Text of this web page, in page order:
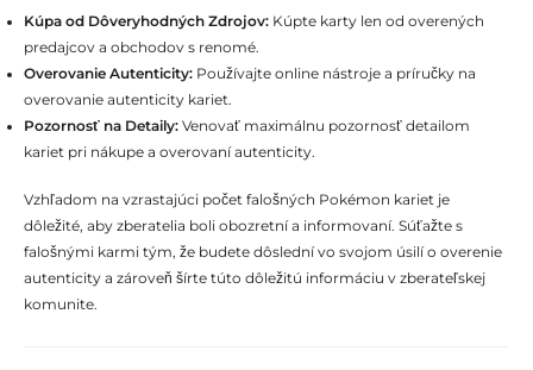
Kúpa od Dôveryhodných Zdrojov: Kúpte karty len od overených
predajcov a obchodov s renomé.
Overovanie Autenticity: Používajte online nástroje a príručky na
overovanie autenticity kariet.
Pozornosť na Detaily: Venovať maximálnu pozornosť detailom
kariet pri nákupe a overovaní autenticity.
Vzhľadom na vzrastajúci počet falošných Pokémon kariet je
dôležité, aby zberatelia boli obozretní a informovaní. Súťažte s
falošnými karmi tým, že budete dôslední vo svojom úsilí o overenie
autenticity a zároveň šírte túto dôležitú informáciu v zberateľskej
komunite.